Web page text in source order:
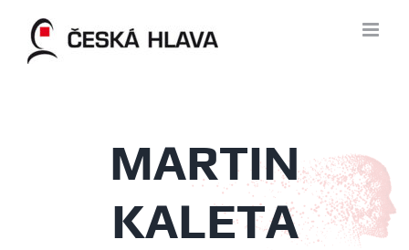
content
MARTIN
KALETA